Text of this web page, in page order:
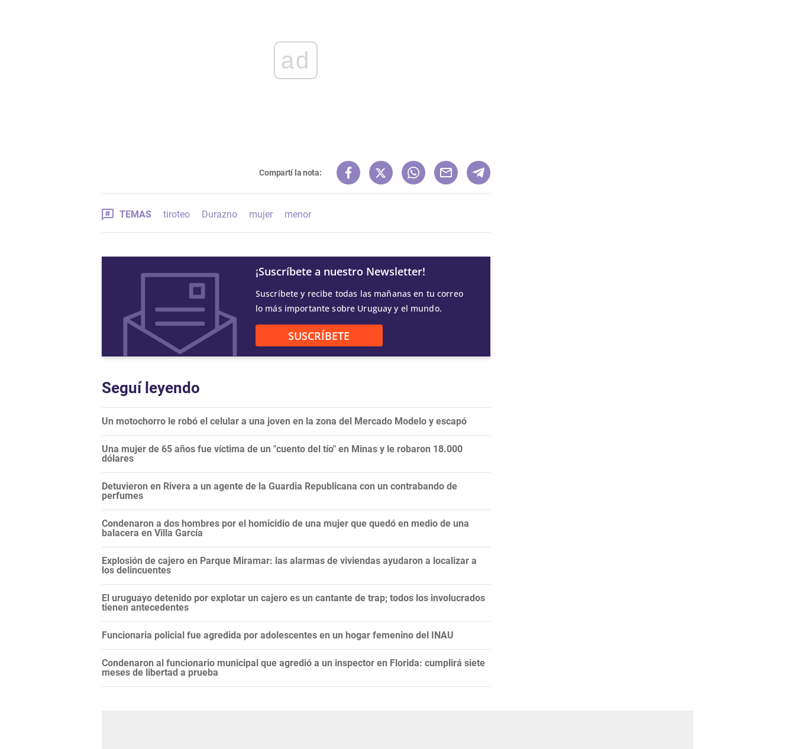
ad
Compartí la nota:
TEMAS tiroteo Durazno mujer menor
¡Suscríbete a nuestro Newsletter!
Suscríbete y recibe todas las mañanas en tu correo
lo más importante sobre Uruguay y el mundo.
SUSCRÍBETE
Seguí leyendo
Un motochorro le robó el celular a una joven en la zona del Mercado Modelo y escapó
Una mujer de 65 años fue víctima de un "cuento del tío" en Minas y le robaron 18.000
dólares
Detuvieron en Rivera a un agente de la Guardia Republicana con un contrabando de
perfumes
Condenaron a dos hombres por el homicidio de una mujer que quedó en medio de una
balacera en Villa García
Explosión de cajero en Parque Miramar: las alarmas de viviendas ayudaron a localizar a
los delincuentes
El uruguayo detenido por explotar un cajero es un cantante de trap; todos los involucrados
tienen antecedentes
Funcionaria policial fue agredida por adolescentes en un hogar femenino del INAU
Condenaron al funcionario municipal que agredió a un inspector en Florida: cumplirá siete
meses de libertad a prueba